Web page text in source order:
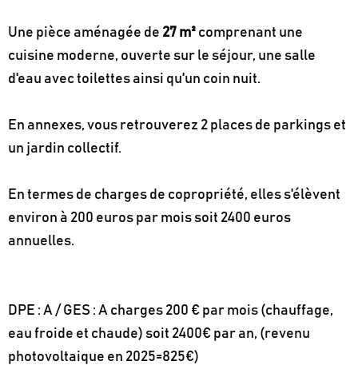
Une pièce aménagée de 27 m² comprenant une
cuisine moderne, ouverte sur le séjour, une salle
d'eau avec toilettes ainsi qu'un coin nuit.
En annexes, vous retrouverez 2 places de parkings et
un jardin collectif.
En termes de charges de copropriété, elles s'élèvent
environ à 200 euros par mois soit 2400 euros
annuelles.
DPE : A / GES : A charges 200 € par mois (chauffage,
eau froide et chaude) soit 2400€ par an, (revenu
photovoltaique en 2025=825€)